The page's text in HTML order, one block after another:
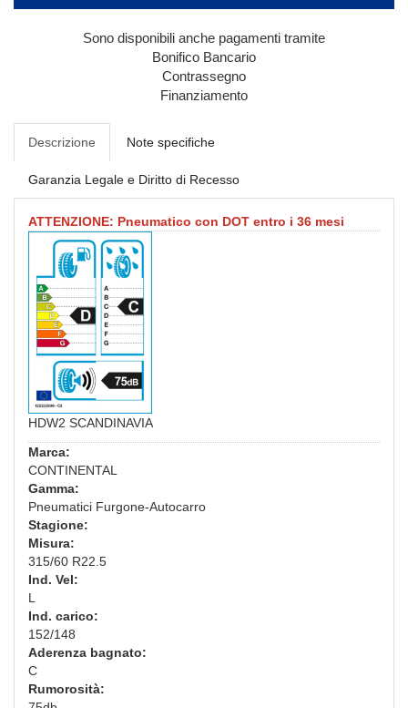
Sono disponibili anche pagamenti tramite
Bonifico Bancario
Contrassegno
Finanziamento
Descrizione Note specifiche
Garanzia Legale e Diritto di Recesso
ATTENZIONE: Pneumatico con DOT entro i 36 mesi
HDW2 SCANDINAVIA
Marca:
CONTINENTAL
Gamma:
Pneumatici Furgone-Autocarro
Stagione:
Misura:
315/60 R22.5
Ind. Vel:
L
Ind. carico:
152/148
Aderenza bagnato:
C
Rumorosità: